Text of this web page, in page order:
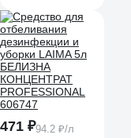
471 ₽94.2 ₽/л